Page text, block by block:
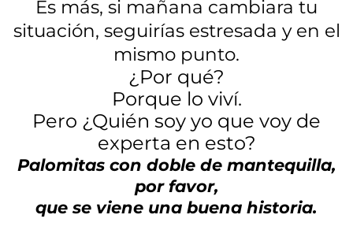
Es más, si mañana cambiara tu
situación, seguirías estresada y en el
mismo punto.
¿Por qué?
Porque lo viví.
Pero ¿Quién soy yo que voy de
experta en esto?
Palomitas con doble de mantequilla,
por favor,
que se viene una buena historia.